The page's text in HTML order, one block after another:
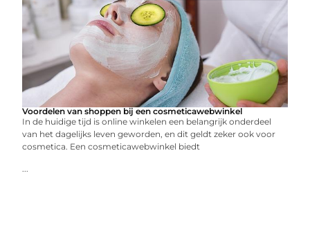
Voordelen van shoppen bij een cosmeticawebwinkel
In de huidige tijd is online winkelen een belangrijk onderdeel
van het dagelijks leven geworden, en dit geldt zeker ook voor
cosmetica. Een cosmeticawebwinkel biedt
...